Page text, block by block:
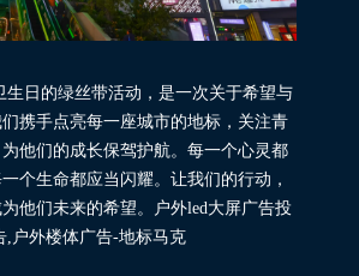
生日的绿丝带活动，是一次关于希望与
携手点亮每一座城市的地标，关注青
他们的成长保驾护航。每一个心灵都
个生命都应当闪耀。让我们的行动，
他们未来的希望。户外led大屏广告投
,户外楼体广告-地标马克